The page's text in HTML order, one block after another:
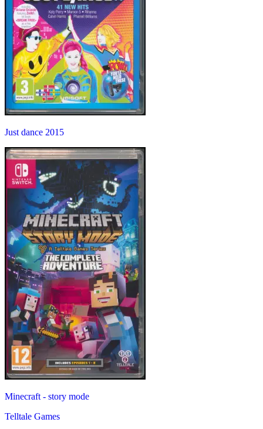
Just dance 2015
Minecraft - story mode
Telltale Games